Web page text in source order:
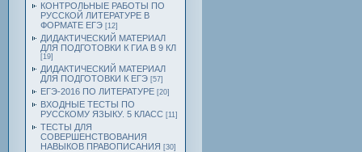
КОНТРОЛЬНЫЕ РАБОТЫ ПО
РУССКОЙ ЛИТЕРАТУРЕ В
ФОРМАТЕ ЕГЭ [12]
ДИДАКТИЧЕСКИЙ МАТЕРИАЛ
ДЛЯ ПОДГОТОВКИ К ГИА В 9 КЛ
[19]
ДИДАКТИЧЕСКИЙ МАТЕРИАЛ
ДЛЯ ПОДГОТОВКИ К ЕГЭ [57]
ЕГЭ-2016 ПО ЛИТЕРАТУРЕ [20]
ВХОДНЫЕ ТЕСТЫ ПО
РУССКОМУ ЯЗЫКУ. 5 КЛАСС [11]
ТЕСТЫ ДЛЯ
СОВЕРШЕНСТВОВАНИЯ
НАВЫКОВ ПРАВОПИСАНИЯ [30]